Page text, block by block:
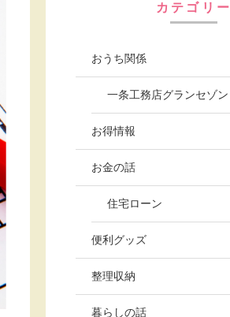
カテゴリー
おうち関係
一条工務店グランセゾン
お得情報
お金の話
住宅ローン
便利グッズ
整理収納
暮らしの話